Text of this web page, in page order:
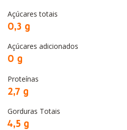
Açúcares totais
0,3 g
Açúcares adicionados
0 g
Proteínas
2,7 g
Gorduras Totais
4,5 g